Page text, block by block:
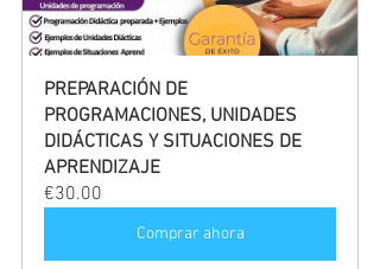
PREPARACIÓN DE
PROGRAMACIONES, UNIDADES
DIDÁCTICAS Y SITUACIONES DE
APRENDIZAJE
€30.00
Comprar ahora